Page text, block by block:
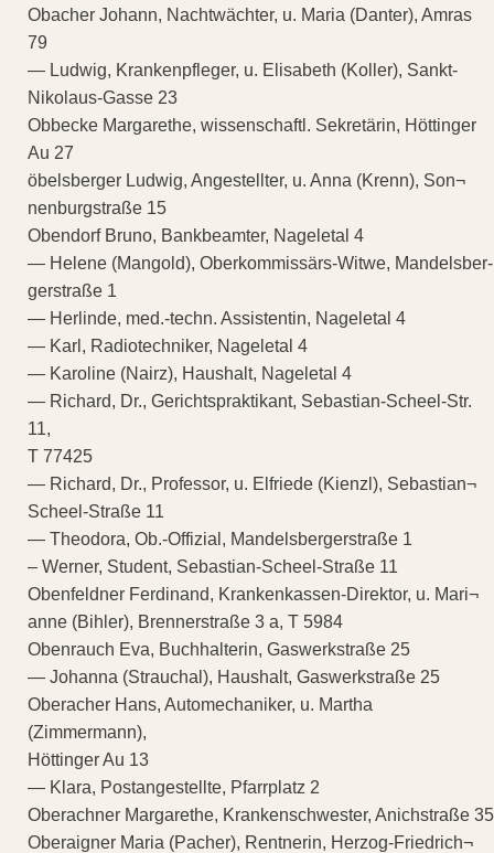
Obacher Johann, Nachtwächter, u. Maria (Danter), Amras
79
— Ludwig, Krankenpfleger, u. Elisabeth (Koller), Sankt-
Nikolaus-Gasse 23
Obbecke Margarethe, wissenschaftl. Sekretärin, Höttinger
Au 27
öbelsberger Ludwig, Angestellter, u. Anna (Krenn), Son¬
nenburgstraße 15
Obendorf Bruno, Bankbeamter, Nageletal 4
— Helene (Mangold), Oberkommissärs-Witwe, Mandelsber-
gerstraße 1
— Herlinde, med.-techn. Assistentin, Nageletal 4
— Karl, Radiotechniker, Nageletal 4
— Karoline (Nairz), Haushalt, Nageletal 4
— Richard, Dr., Gerichtspraktikant, Sebastian-Scheel-Str.
11,
T 77425
— Richard, Dr., Professor, u. Elfriede (Kienzl), Sebastian¬
Scheel-Straße 11
— Theodora, Ob.-Offizial, Mandelsbergerstraße 1
– Werner, Student, Sebastian-Scheel-Straße 11
Obenfeldner Ferdinand, Krankenkassen-Direktor, u. Mari¬
anne (Bihler), Brennerstraße 3 a, T 5984
Obenrauch Eva, Buchhalterin, Gaswerkstraße 25
— Johanna (Strauchal), Haushalt, Gaswerkstraße 25
Oberacher Hans, Automechaniker, u. Martha
(Zimmermann),
Höttinger Au 13
— Klara, Postangestellte, Pfarrplatz 2
Oberachner Margarethe, Krankenschwester, Anichstraße 35
Oberaigner Maria (Pacher), Rentnerin, Herzog-Friedrich¬